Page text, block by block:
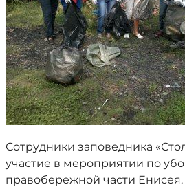
Сотрудники заповедника
участие в мероприятии по
правобережной части Енисея.